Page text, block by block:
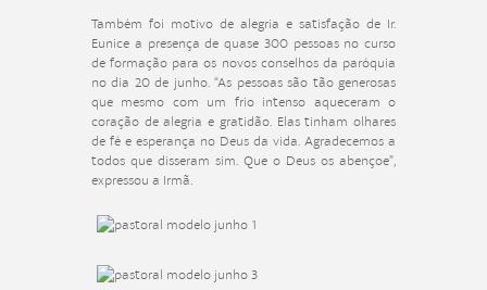
Também foi motivo de alegria e satisfação de Ir.
Eunice a presença de quase 300 pessoas no curso
de formação para os novos conselhos da paróquia
no dia 20 de junho. “As pessoas são tão generosas
que mesmo com um frio intenso aqueceram o
coração de alegria e gratidão. Elas tinham olhares
de fé e esperança no Deus da vida. Agradecemos a
todos que disseram sim. Que o Deus os abençoe”,
expressou a Irmã.